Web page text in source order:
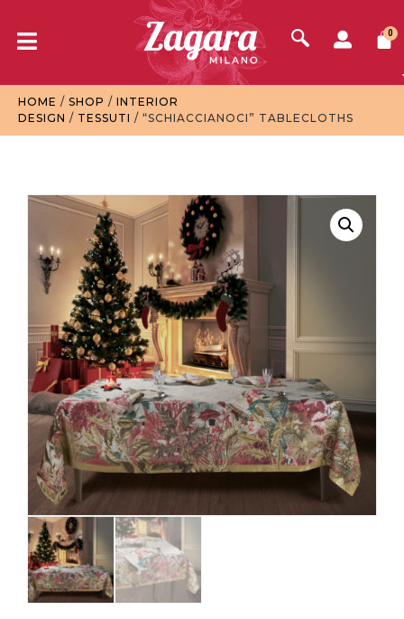
0
HOME / SHOP / INTERIOR
DESIGN / TESSUTI / “SCHIACCIANOCI” TABLECLOTHS